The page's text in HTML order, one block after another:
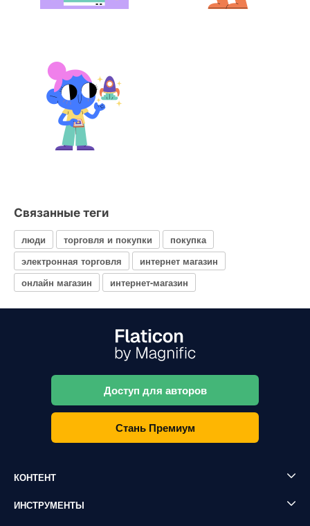
Связанные теги
люди торговля и покупки
покупка
электронная торговля
интернет магазин
онлайн магазин
интернет-магазин
Доступ для авторов
Стань Премиум
КОНТЕНТ
ИНСТРУМЕНТЫ